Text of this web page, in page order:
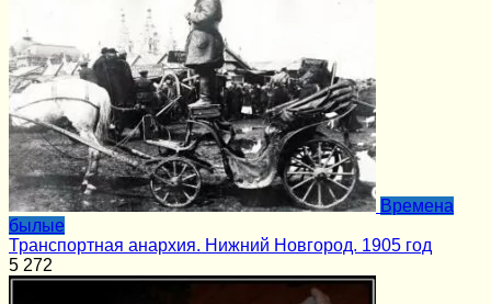
Времена
былые
Транспортная анархия. Нижний Новгород. 1905 год
5 272